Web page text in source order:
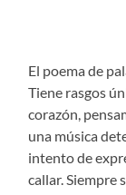
El poema de
Tiene rasgos
corazón,
una música
intento de
callar. Siempre